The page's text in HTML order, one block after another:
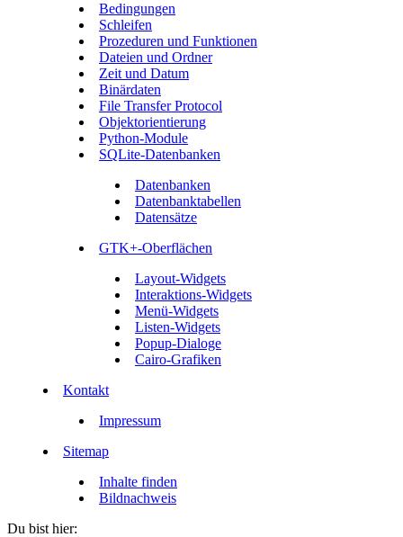
Bedingungen
Schleifen
Prozeduren und Funktionen
Dateien und Ordner
Zeit und Datum
Binärdaten
File Transfer Protocol
Objektorientierung
Python-Module
SQLite-Datenbanken
Datenbanken
Datenbanktabellen
Datensätze
GTK+-Oberflächen
Layout-Widgets
Interaktions-Widgets
Menü-Widgets
Listen-Widgets
Popup-Dialoge
Cairo-Grafiken
Kontakt
Impressum
Sitemap
Inhalte finden
Bildnachweis
Du bist hier: